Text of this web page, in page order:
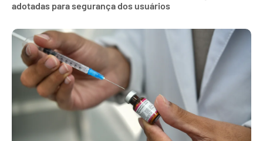
adotadas para segurança dos usuários